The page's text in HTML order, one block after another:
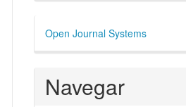
Desenvolvido
por
Open Journal Systems
Navegar